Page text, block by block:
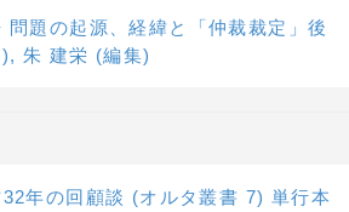
問題の起源、経緯と「仲裁裁定」後
朱 建栄 (編集)
年の回顧談 (オルタ叢書 7) 単行本